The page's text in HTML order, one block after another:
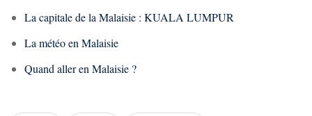
La capitale de la Malaisie : KUALA LUMPUR
La météo en Malaisie
Quand aller en Malaisie ?